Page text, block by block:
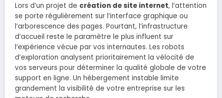
Lors d’un projet de création de site internet, l’attention
se porte régulièrement sur l’interface graphique ou
l’arborescence des pages. Pourtant, l’infrastructure
d’accueil reste le paramètre le plus influent sur
l’expérience vécue par vos internautes. Les robots
d’exploration analysent prioritairement la vélocité de
vos serveurs pour déterminer la qualité globale de votre
support en ligne. Un hébergement instable limite
grandement la visibilité de votre entreprise sur les